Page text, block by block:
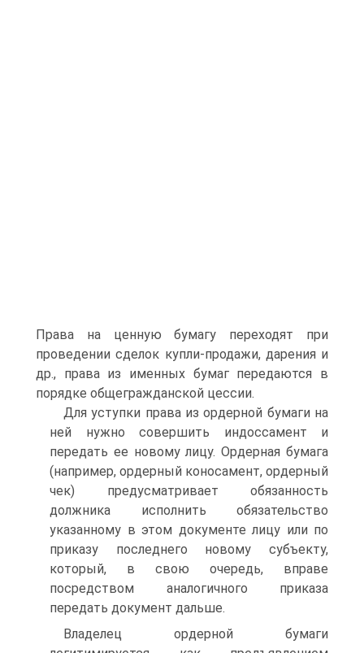
Права на ценную бумагу переходят при
проведении сделок купли-продажи, дарения и
др., права из именных бумаг передаются в
порядке общегражданской цессии.
Для уступки права из ордерной бумаги на
ней нужно совершить индоссамент и
передать ее новому лицу. Ордерная бумага
(например, ордерный коносамент, ордерный
чек) предусматривает обязанность
должника исполнить обязательство
указанному в этом документе лицу или по
приказу последнего новому субъекту,
который, в свою очередь, вправе
посредством аналогичного приказа
передать документ дальше.
Владелец ордерной бумаги